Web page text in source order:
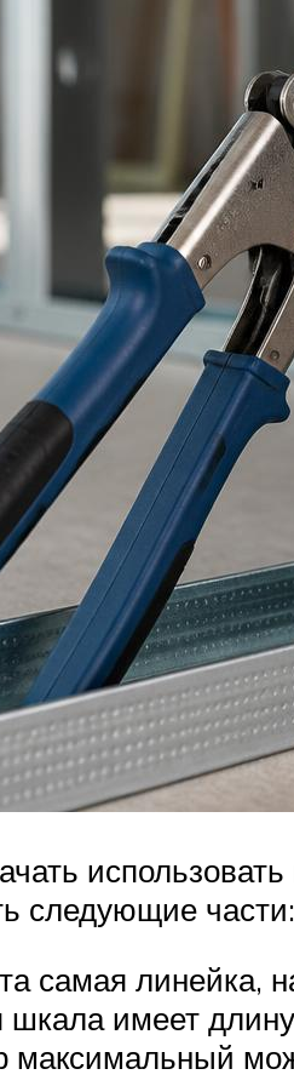
следующие части:
самая линейка,
шкала имеет
максимальный